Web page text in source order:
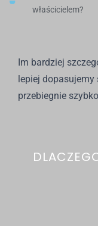
właścicielem?
Im bardziej
lepiej dopasujemy
przebiegnie